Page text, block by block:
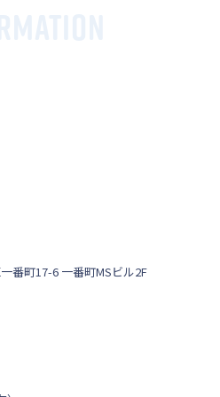
番町17-6 一番町MSビル2F